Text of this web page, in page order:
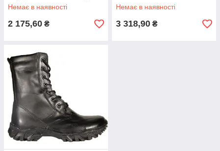
Немає в наявності
2 175,60 ₴
Немає в наявності
3 318,90 ₴